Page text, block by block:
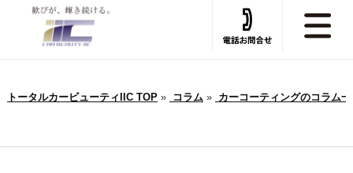
トータルカービューティIIC TOP» コラム» カーコーティングのコラム